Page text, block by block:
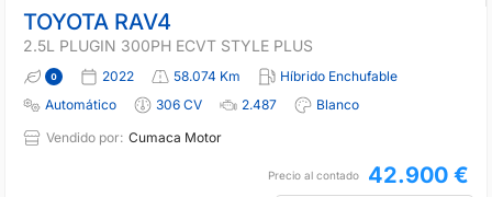
TOYOTA RAV4
2.5L PLUGIN 300PH ECVT STYLE PLUS
2022 58.074 Km
Híbrido Enchufable
Automático
306 CV 2.487
Blanco
Vendido por: Cumaca Motor
Precio al contado 42.900 €